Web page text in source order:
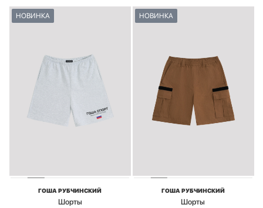
НОВИНКА
ГОША РУБЧИНСКИЙ
Шорты
НОВИНКА
ГОША РУБЧИНСКИЙ
Шорты